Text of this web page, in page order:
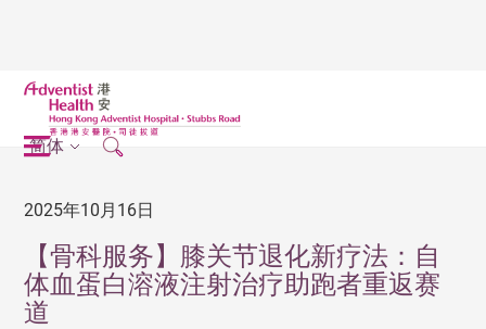
简体
2025年10月16日
【骨科服务】膝关节退化新疗法：自
体血蛋白溶液注射治疗助跑者重返赛
道